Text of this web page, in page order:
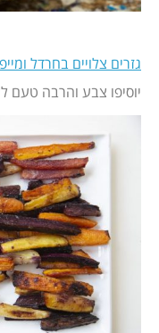
גזרים צלויים בחרדל
יוסיפו צבע והרבה טעם